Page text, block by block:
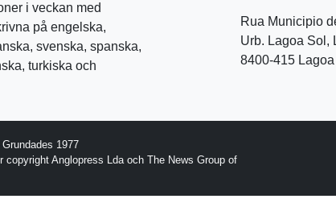
i veckan med
på engelska,
svenska, spanska,
turkiska och
Rua Municipio
Urb. Lagoa Sol,
8400-415 Lagoa
1977
copyright Anglopress Lda och The News Group of